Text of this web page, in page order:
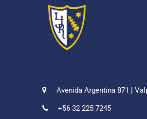
Avenida Argentina 871 |
+56 32 225 7245